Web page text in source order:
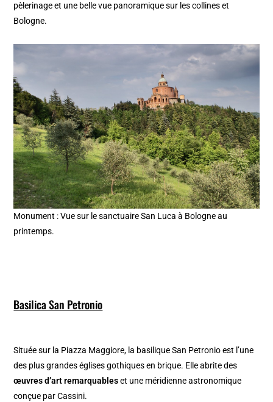
pèlerinage et une belle vue panoramique sur les collines et
Bologne.
Monument : Vue sur le sanctuaire San Luca à Bologne au
printemps.
Basilica San Petronio
Située sur la Piazza Maggiore, la basilique San Petronio est l’une
des plus grandes églises gothiques en brique. Elle abrite des
œuvres d’art remarquableset une méridienne astronomique
conçue par Cassini.